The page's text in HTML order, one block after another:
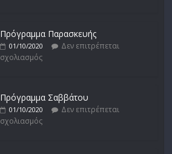
Πρόγραμμα Παρασκευής
01/10/2020
Δεν επιτρέπεται
σχολιασμός
Πρόγραμμα Σαββάτου
01/10/2020
Δεν επιτρέπεται
σχολιασμός